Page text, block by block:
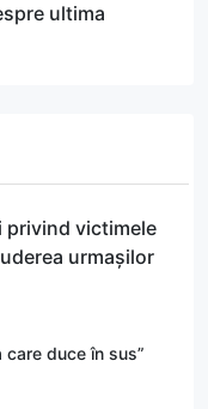
ultima
privind victimele
urmașilor
care duce în sus”